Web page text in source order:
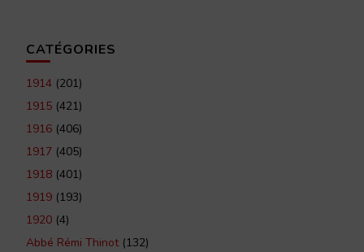
CATÉGORIES
1914 (201)
1915 (421)
1916 (406)
1917 (405)
1918 (401)
1919 (193)
1920 (4)
Abbé Rémi Thinot(132)